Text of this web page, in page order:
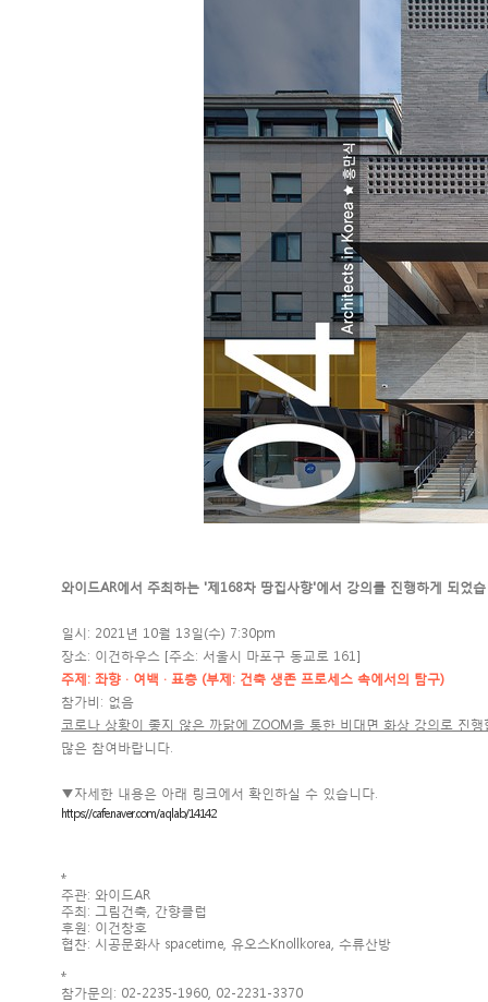
와이드AR에서 주최하는 '제168차 땅집사향'에서 강의를 진행하게 되었
일시: 2021년 10월 13일(수) 7:30pm
장소: 이건하우스 [주소: 서울시 마포구 동교로 161]
주제: 좌향 · 여백 · 표층 (부제: 건축 생존 프로세스 속에서의 탐구)
참가비: 없음
코로나 상황이 좋지 않은 까닭에 ZOOM을 통한 비대면 화상 강의로 진행
많은 참여바랍니다.
▼자세한 내용은 아래 링크에서 확인하실 수 있습니다.
https://cafe.naver.com/aqlab/14142
*
주관: 와이드AR
주최: 그림건축, 간향클럽
후원: 이건창호
협찬: 시공문화사 spacetime, 유오스Knollkorea, 수류산방
*
참가문의: 02-2235-1960, 02-2231-3370